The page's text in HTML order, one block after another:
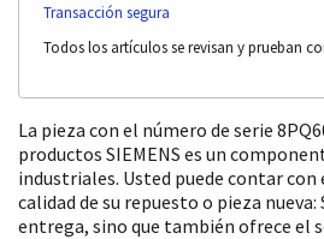
Transacción segura
Todos los artículos se revisan y prueban
La pieza con el número de serie
productos SIEMENS es un
industriales. Usted puede contar
calidad de su repuesto o pieza nueva:
entrega, sino que también ofrece el